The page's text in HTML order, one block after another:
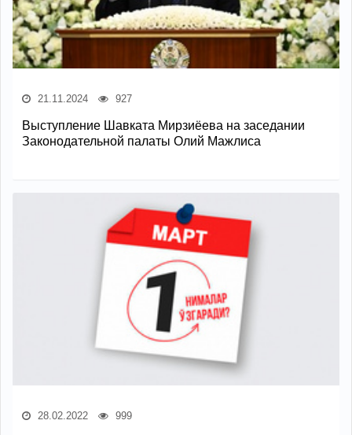
21.11.2024 927
Выступление Шавката Мирзиёева на заседании
Законодательной палаты Олий Мажлиса
28.02.2022 999